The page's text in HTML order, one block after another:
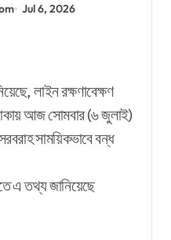
Jul 6, 2026
আজ সোমবার (৬ জুলাই)
সাময়িকভাবে বন্ধ
এ তথ্য জানিয়েছে